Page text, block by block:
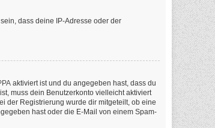
dass deine IP-Adresse oder der
aktiviert ist und du angegeben hast, dass du
muss dein Benutzerkonto vielleicht aktiviert
der Registrierung wurde dir mitgeteilt, ob eine
hast oder die E-Mail von einem Spam-